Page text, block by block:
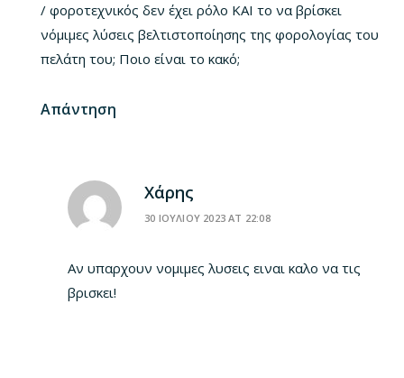
/ φοροτεχνικός δεν έχει ρόλο ΚΑΙ το να βρίσκει
νόμιμες λύσεις βελτιστοποίησης της φορολογίας του
πελάτη του; Ποιο είναι το κακό;
Απάντηση
Χάρης
30 ΙΟΥΛΙΟΥ 2023 AT 22:08
Αν υπαρχουν νομιμες λυσεις ειναι καλο να τις
βρισκει!